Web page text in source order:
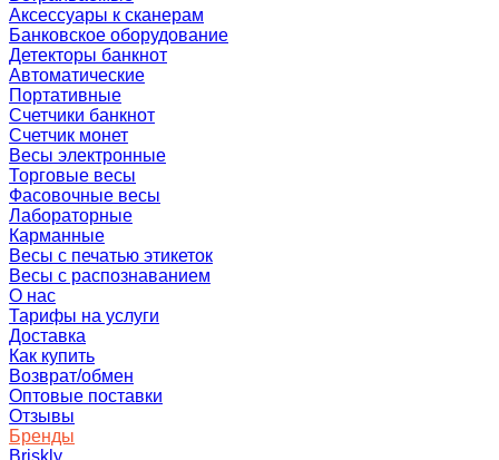
Аксессуары к сканерам
Банковское оборудование
Детекторы банкнот
Автоматические
Портативные
Счетчики банкнот
Счетчик монет
Весы электронные
Торговые весы
Фасовочные весы
Лабораторные
Карманные
Весы с печатью этикеток
Весы с распознаванием
О нас
Тарифы на услуги
Доставка
Как купить
Возврат/обмен
Оптовые поставки
Отзывы
Бренды
Briskly